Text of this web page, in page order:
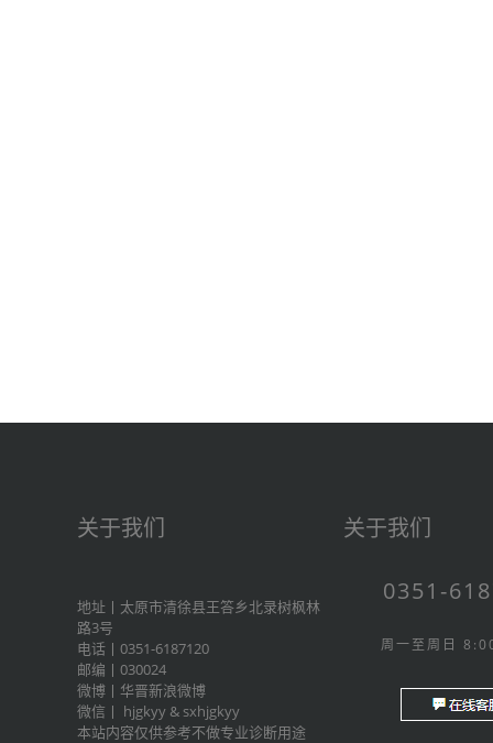
关于我们
地址丨太原市清徐县王答乡北录树枫林
路3号
电话丨0351-6187120
邮编丨030024
微博丨 华晋新浪微博
微信丨 hjgkyy & sxhjgkyy
本站内容仅供参考不做专业诊断用途
关于我们
0351-
周一至周日